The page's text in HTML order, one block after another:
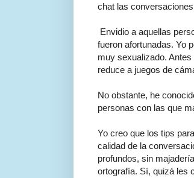
chat las
Envidio a aquellas
fueron afortunadas. Yo
muy sexualizado.
reduce a juegos de
No obstante, he
personas con las que
Yo creo que los tips
calidad de la
profundos, sin
ortografía. Sí, quizá les